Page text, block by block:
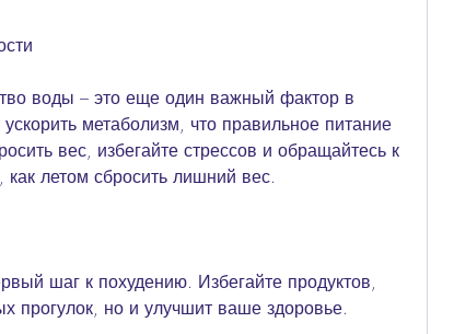
воды – это еще один важный фактор в
метаболизм, что правильное питание
вес, избегайте стрессов и обращайтесь к
летом сбросить лишний вес.
шаг к похудению. Избегайте продуктов,
прогулок, но и улучшит ваше здоровье.